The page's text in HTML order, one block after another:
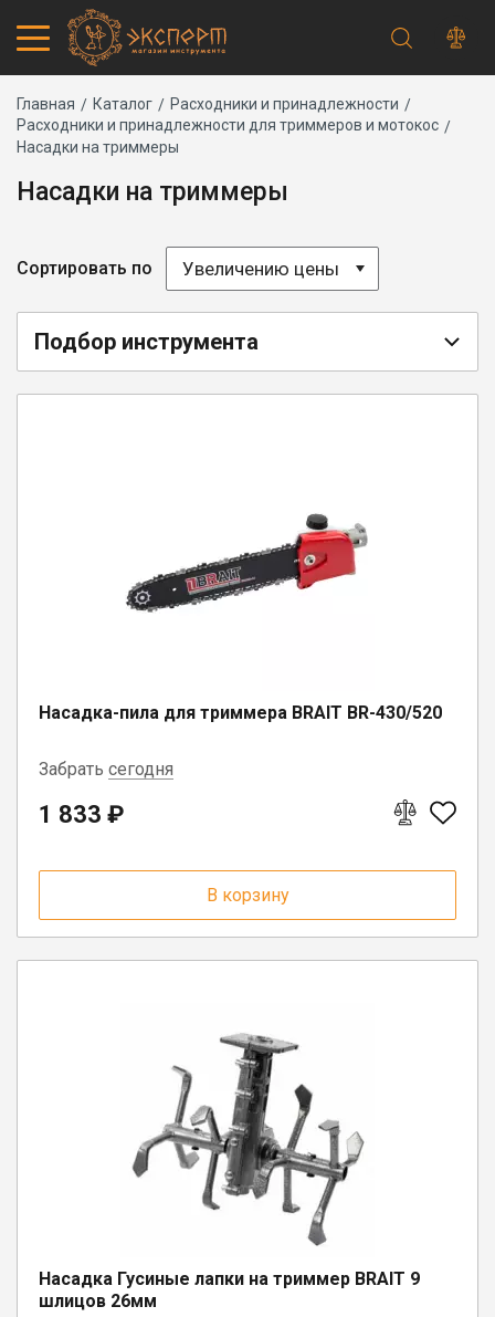
Каталог товаров
Запчасти
Акции
Основная
Адреса магазинов
Обмен и возврат
Доставка курьером
Доставка транспортной компанией
Сервисный центр
Строка
навигации
Главная Каталог
Расходники и принадлежности
Расходники и принадлежности для триммеров и мотокос
Насадки на триммеры
Насадки на триммеры
Сортировать по Увеличению цены
Подбор инструмента
Насадка-пила для триммера BRAIT BR-430/520
Забрать сегодня
пгт. Чагода, ул. Кооперативная, д.
п. Вожега, ул. Советская, д. 15
1 833 ₽
В корзину
Насадка Гусиные лапки на триммер BRAIT 9
шлицов 26мм